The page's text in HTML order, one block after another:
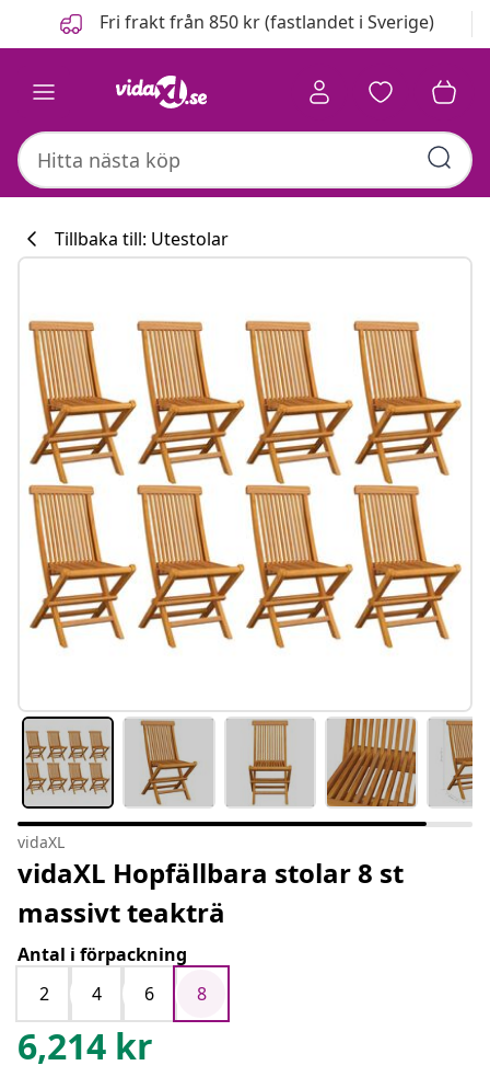
FöregåendeFri frakt från 850 kr (fastlandet i Sverige)
Tillbaka till: Utestolar
vidaXL
vidaXL Hopfällbara stolar 8 st
massivt teakträ
Antal i förpackning
2
4 6 8
6,214 kr